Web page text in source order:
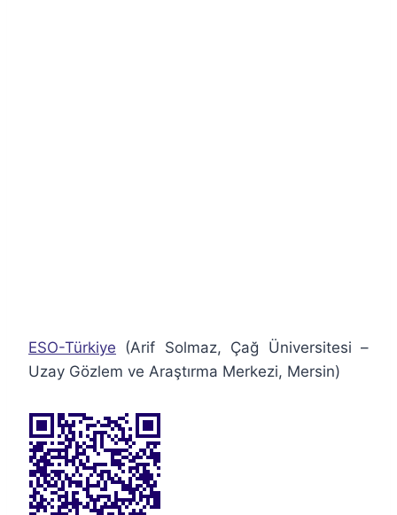
ESO-Türkiye (Arif Solmaz, Çağ Üniversitesi –
Uzay Gözlem ve Araştırma Merkezi, Mersin)